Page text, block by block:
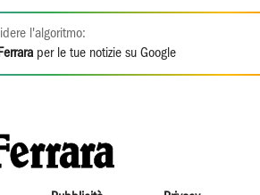
l'algoritmo:
per le tue notizie su Google